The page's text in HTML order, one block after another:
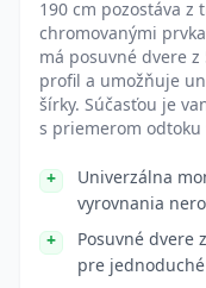
190 cm pozostáva
chromovanými
má posuvné dvere
profil a umožňuje
šírky. Súčasťou je
s priemerom odtoku
Univerzálna
vyrovnania
Posuvné dvere
pre